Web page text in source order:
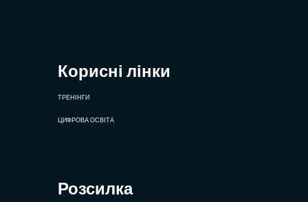
Корисні лінки
ТРЕНІНГИ
ЦИФРОВА ОСВІТА
Розсилка